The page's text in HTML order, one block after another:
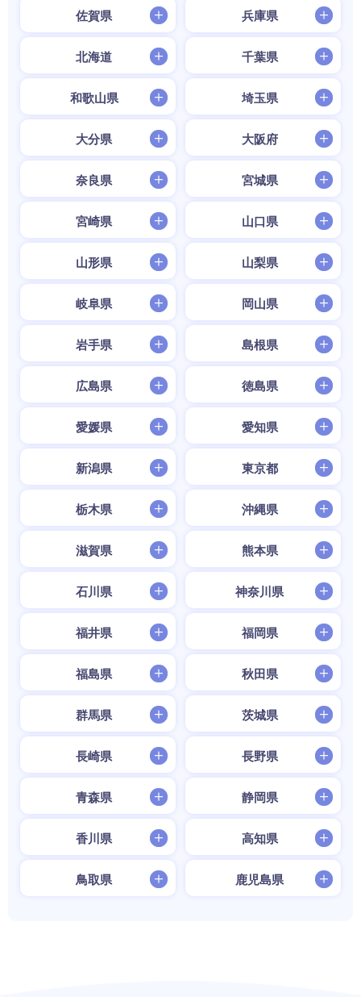
佐賀県 兵庫県
北海道 千葉県
和歌山県 埼玉県
大分県 大阪府
奈良県 宮城県
宮崎県 山口県
山形県 山梨県
岐阜県 岡山県
岩手県 島根県
広島県 徳島県
愛媛県 愛知県
新潟県 東京都
栃木県 沖縄県
滋賀県 熊本県
石川県 神奈川県
福井県 福岡県
福島県 秋田県
群馬県 茨城県
長崎県 長野県
青森県 静岡県
香川県 高知県
鳥取県 鹿児島県